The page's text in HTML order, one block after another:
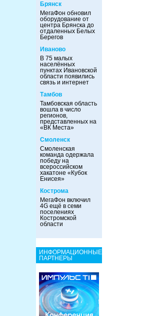
Брянск
МегаФон обновил
оборудование от
центра Брянска до
отдаленных Белых
Берегов
Иваново
В 75 малых
населённых
пунктах Ивановской
области появились
связь и интернет
Тамбов
Тамбовская область
вошла в число
регионов,
представленных на
«ВК Места»
Смоленск
Смоленская
команда одержала
победу на
всероссийском
хакатоне «Кубок
Енисея»
Кострома
МегаФон включил
4G ещё в семи
поселениях
Костромской
области
ИНФОРМАЦИОННЫЕ
ПАРТНЕРЫ